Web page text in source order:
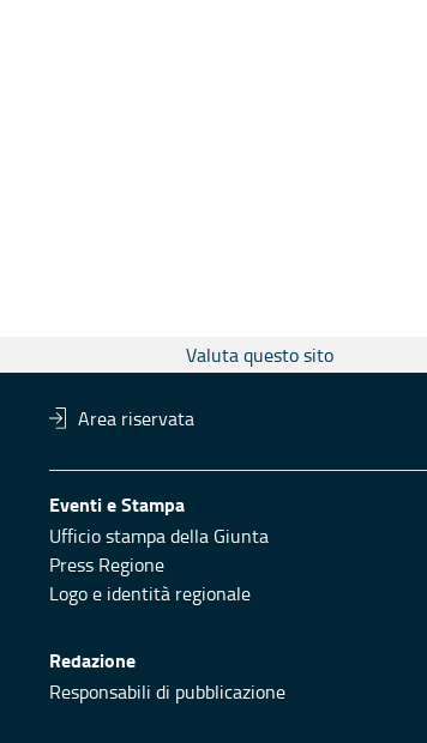
Valuta questo sito
Area riservata
Eventi e Stampa
Ufficio stampa della Giunta
Press Regione
Logo e identità regionale
Redazione
Responsabili di pubblicazione